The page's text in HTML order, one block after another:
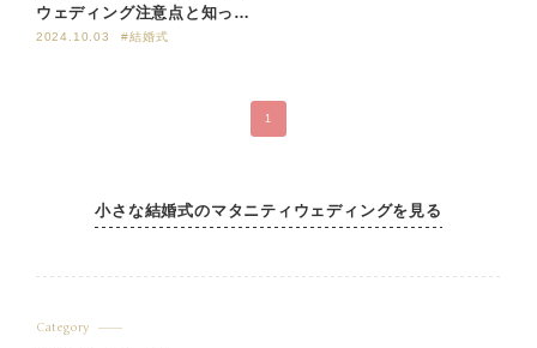
ウェディング注意点と知って
おきたいこと７つ
2024.10.03 #結婚式
1
小さな結婚式のマタニティウェディングを見る
Category